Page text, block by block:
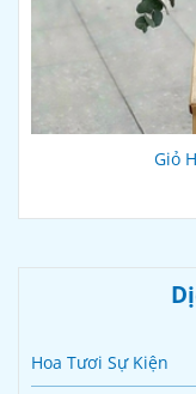
Giỏ
Hoa Tươi Sự Kiện